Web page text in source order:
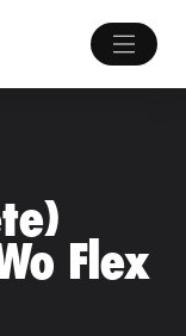
Flex